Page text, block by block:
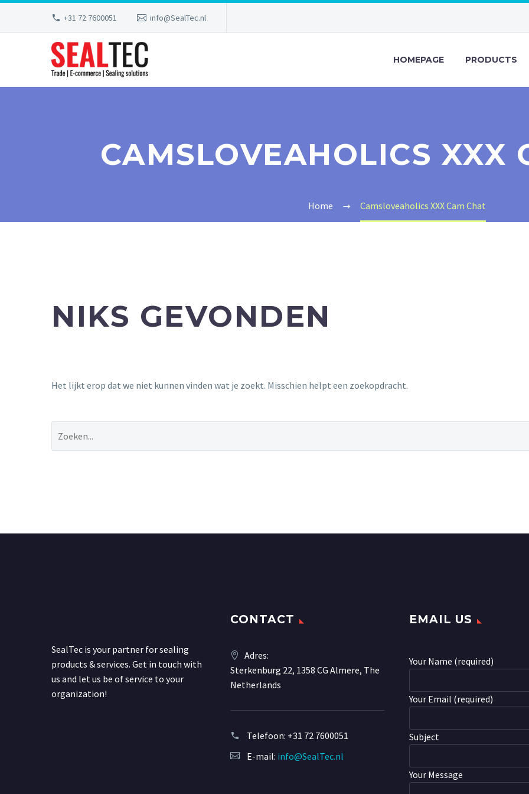
+31 72 7600051 info@SealTec.nl
HOMEPAGE PRODUCTS
CAMSLOVEAHOLICS XXX
Home Camsloveaholics XXX Cam Chat
NIKS GEVONDEN
Het lijkt erop dat we niet kunnen vinden wat je zoekt. Misschien helpt een zoekopdracht.
SealTec is your partner for sealing
products & services. Get in touch with
us and let us be of service to your
organization!
CONTACT
Adres:
Sterkenburg 22, 1358 CG Almere, The
Netherlands
Telefoon: +31 72 7600051
E-mail: info@SealTec.nl
EMAIL US
Your Name (required)
Your Email (required)
Subject
Your Message